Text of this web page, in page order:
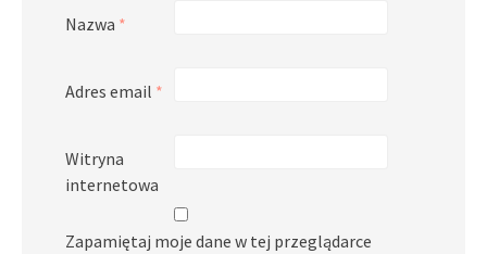
Nazwa *
Adres email *
Witryna
internetowa
Zapamiętaj moje dane w tej przeglądarce